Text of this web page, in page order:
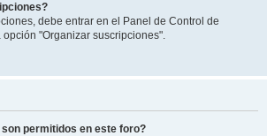
debe entrar en el Panel de Control de
"Organizar suscripciones".
permitidos en este foro?